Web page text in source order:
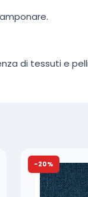
di tessuti e
-20%